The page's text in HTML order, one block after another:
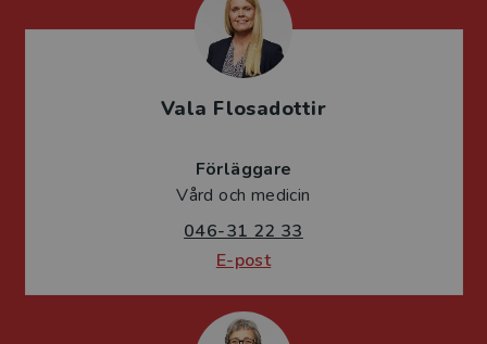
Vala Flosadottir
Förläggare
Vård och medicin
046-31 22 33
E-post